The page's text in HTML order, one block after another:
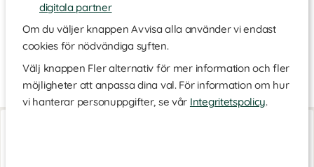
digitala partner
Om du väljer knappen Avvisa alla använder vi endast
cookies för nödvändiga syften.
Välj knappen Fler alternativ för mer information och fler
möjligheter att anpassa dina val. För information om hur
vi hanterar personuppgifter, se vår Integritetspolicy.
RÉVVI strävar efter att ge alla möjligheten att träna med full
frihet och under optimala förhållanden. I RÉVVIs sortiment finner
du effektiva produkter för alla kroppsdelar, som du kan
använda före, under och efter träningen. Bland annat
massageolja, kylande/värmande muskelgel, skavsårsplåster
mer mera - upptäck alla produkter här!